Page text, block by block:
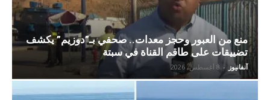
منع من العبور وحجز معدات.. صحفي بـ”دوزيم” يكشف
تضييقات على طاقم القناة في سبتة
آنفانيوز - 8 أغسطس، 2026